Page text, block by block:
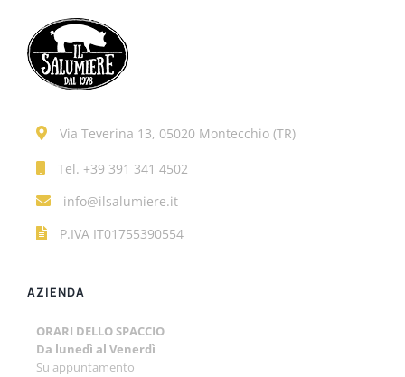
Via Teverina 13, 05020 Montecchio (TR)
Tel. +39 391 341 4502
info@ilsalumiere.it
P.IVA IT01755390554
AZIENDA
ORARI DELLO SPACCIO
Da lunedì al Venerdì
Su appuntamento